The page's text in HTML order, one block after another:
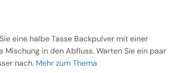
eine halbe Tasse Backpulver mit einer
Mischung in den Abfluss. Warten Sie ein paar
nach. Mehr zum Thema